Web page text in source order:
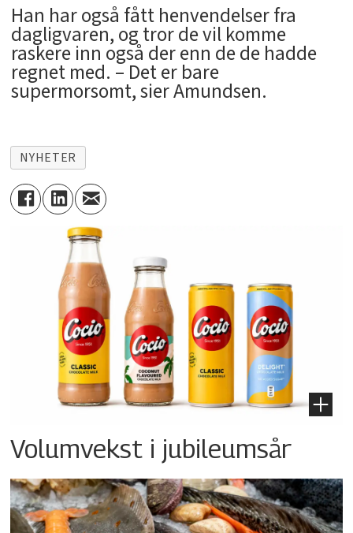
Han har også fått henvendelser fra
dagligvaren, og tror de vil komme
raskere inn også der enn de de hadde
regnet med. – Det er bare
supermorsomt, sier Amundsen.
NYHETER
Volumvekst i jubileumsår